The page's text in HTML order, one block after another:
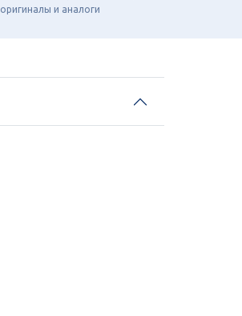
оригиналы и аналоги